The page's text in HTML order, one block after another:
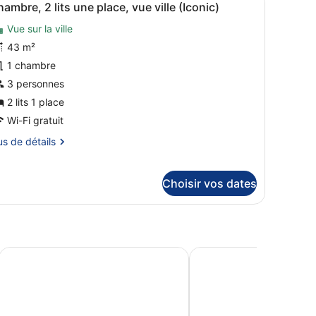
:
5 2 lits une place, vue ville (Iconic)
Vue sur la ville
43 m²
1 chambre
3 personnes
2 lits 1 place
Wi-Fi gratuit
de détails
Choisir vos dates
Pan Pacific London InterContinental